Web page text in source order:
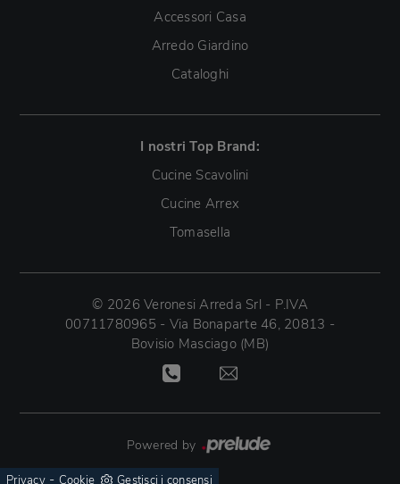
Accessori Casa
Arredo Giardino
Cataloghi
I nostri Top Brand:
Cucine Scavolini
Cucine Arrex
Tomasella
© 2026 Veronesi Arreda Srl - P.IVA
00711780965 - Via Bonaparte 46, 20813 -
Bovisio Masciago (MB)
Powered by
Privacy- Cookie Gestisci i consensi